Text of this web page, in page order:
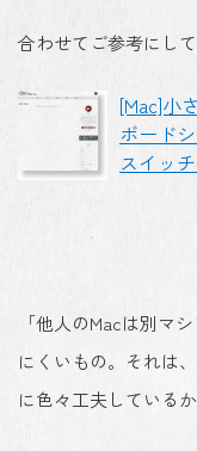
合わせてご参考にして
[Mac]小
ボード
スイッ
「他人のMacは別マ
にくいもの。それは
に色々工夫しているか